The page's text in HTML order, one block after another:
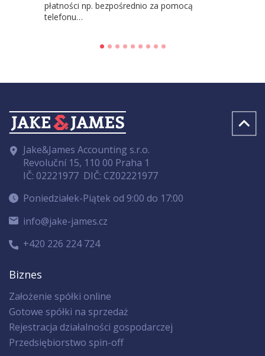
płatności np. bezpośrednio za pomocą
telefonu…
Jake&James Accounting s.r.o.
Revoluční 15, 110 00 Praha 1
IČ: 02221977 DIČ: CZ02221977
Poniedziałek-Piątek od 9:00 do 17:00
info@jake-james.cz
+420 226 224 724
Biznes
Założenie spółki online
Gotowe spółki na sprzedaż
Rejestracja działalności gospodarczej
Przedsiębiorstwo spin-off